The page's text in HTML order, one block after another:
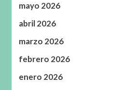
mayo 2026
abril 2026
marzo 2026
febrero 2026
enero 2026